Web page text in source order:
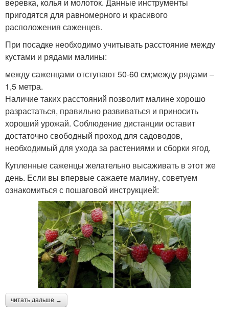
пригодятся для равномерного и красивого
расположения саженцев.
При посадке необходимо учитывать расстояние между
кустами и рядами малины:
между саженцами отступают 50-60 см;между рядами –
1,5 метра.
Наличие таких расстояний позволит малине хорошо
разрастаться, правильно развиваться и приносить
хороший урожай. Соблюдение дистанции оставит
достаточно свободный проход для садоводов,
необходимый для ухода за растениями и сборки ягод.
Купленные саженцы желательно высаживать в этот же
день. Если вы впервые сажаете малину, советуем
ознакомиться с пошаговой инструкцией:
читать дальше →